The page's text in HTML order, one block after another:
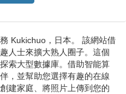
Kukichuo，日本。 該網站借
人士來擴大熟人圈子。這個
索大型數據庫。借助智能算
，並幫助您選擇有趣的在線
建家庭、將照片上傳到您的